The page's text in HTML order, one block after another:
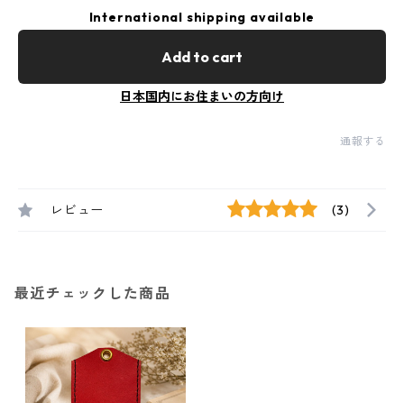
International shipping available
Add to cart
日本国内にお住まいの方向け
通報する
レビュー (3)
最近チェックした商品